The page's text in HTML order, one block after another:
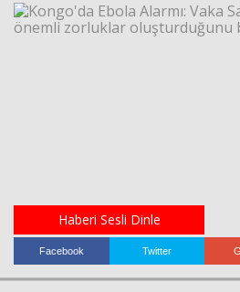
Haberi Sesli Dinle
Facebook Twitter